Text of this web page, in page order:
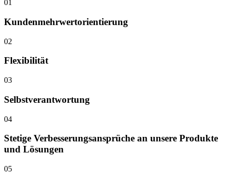
01
Kunden­mehr­wert­orientierung
02
Flexibilität
03
Selbst­verantwortung
04
Stetige Verbesserungs­ansprüche an unsere Produkte
und Lösungen
05